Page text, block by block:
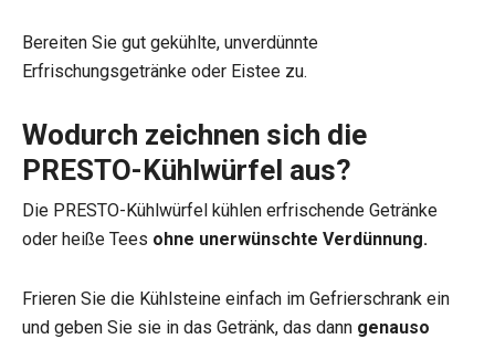
Bereiten Sie gut gekühlte, unverdünnte
Erfrischungsgetränke oder Eistee zu.
Wodurch zeichnen sich die
PRESTO-Kühlwürfel aus?
Die PRESTO-Kühlwürfel kühlen erfrischende Getränke
oder heiße Tees ohne unerwünschte Verdünnung.
Frieren Sie die Kühlsteine einfach im Gefrierschrank ein
und geben Sie sie in das Getränk, das dann genauso